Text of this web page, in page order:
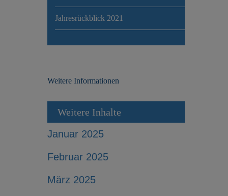
Jahresrückblick 2021
Weitere Informationen
Weitere Inhalte
Januar 2025
Februar 2025
März 2025